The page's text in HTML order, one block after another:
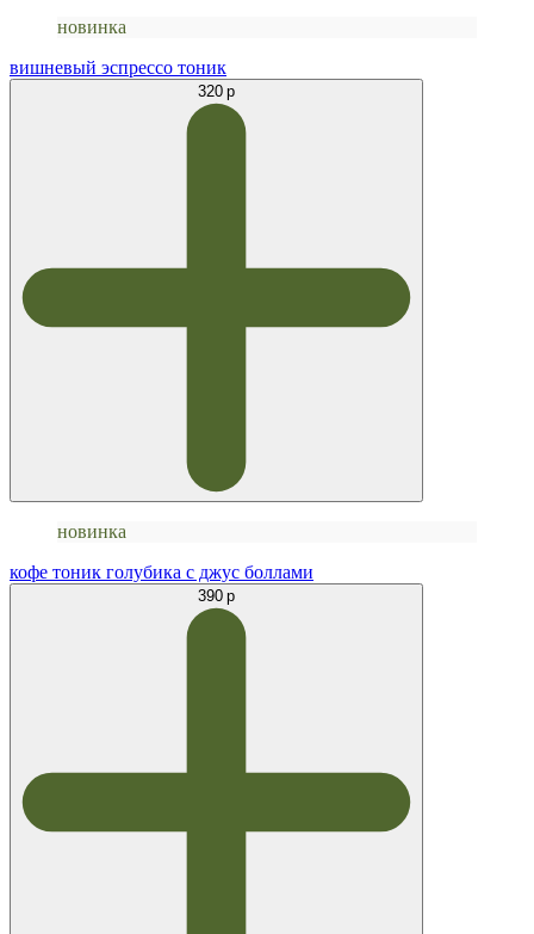
новинка
вишневый эспрессо тоник
320 р
новинка
кофе тоник голубика с джус боллами
390 р